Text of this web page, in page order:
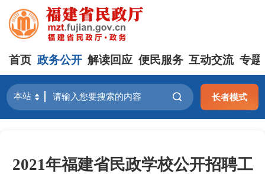
首页 政务公开 解读回应 便民服务 互动交流 专题
长者模式
2021年福建省民政学校公开招聘工